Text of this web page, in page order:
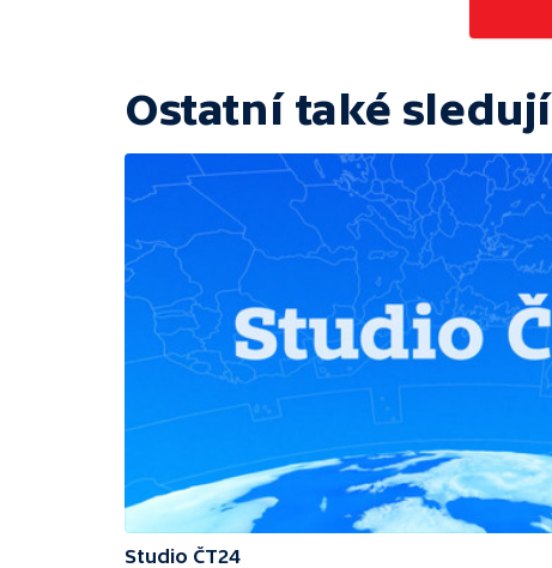
Ostatní také sledují
Studio ČT24